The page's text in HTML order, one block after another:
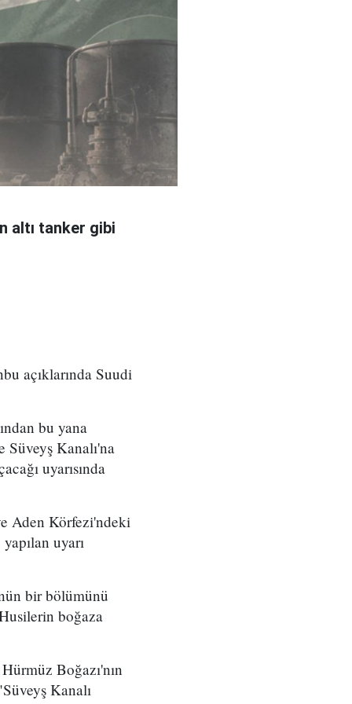
altı tanker gibi
açıklarında Suudi
bu yana
Süveyş Kanalı'na
uyarısında
Aden Körfezi'ndeki
uyarı
bir bölümünü
boğaza
Boğazı'nın
Kanalı